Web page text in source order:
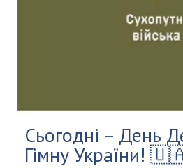
Сьогодні – День
Гімну України!